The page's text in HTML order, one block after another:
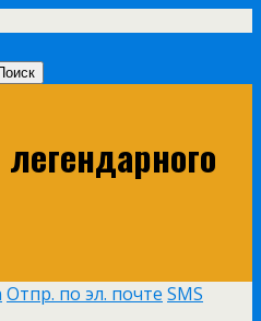
Отпр. по эл. почте SMS